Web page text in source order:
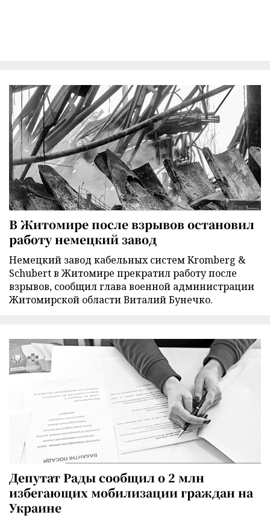
В Житомире после взрывов остановил
работу немецкий завод
Немецкий завод кабельных систем Kromberg &
Schubert в Житомире прекратил работу после
взрывов, сообщил глава военной администрации
Житомирской области Виталий Бунечко.
Депутат Рады сообщил о 2 млн
избегающих мобилизации граждан на
Украине